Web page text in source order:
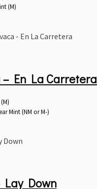
(M)
En La Carretera
Mint (NM or M-)
Lay Down